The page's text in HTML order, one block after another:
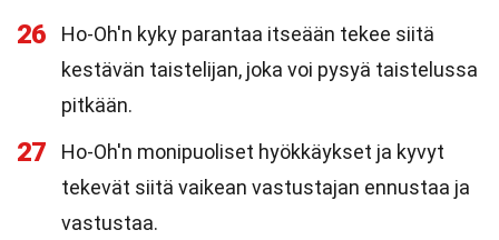
26
Ho-Oh'n kyky parantaa itseään tekee siitä
kestävän taistelijan, joka voi pysyä taistelussa
pitkään.
27
Ho-Oh'n monipuoliset hyökkäykset ja kyvyt
tekevät siitä vaikean vastustajan ennustaa ja
vastustaa.